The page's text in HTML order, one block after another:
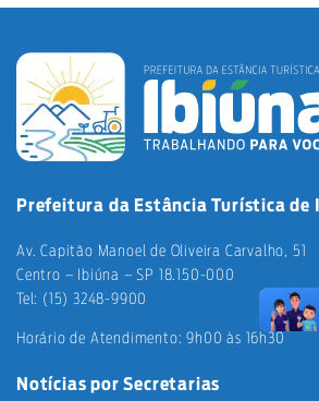
Prefeitura da Estância Turística de
Av. Capitão Manoel de Oliveira Carvalho, 51
Centro – Ibiúna – SP 18.150-000
Tel: (15) 3248-9900
Horário de Atendimento: 9h00 às 16h30
Notícias por Secretarias